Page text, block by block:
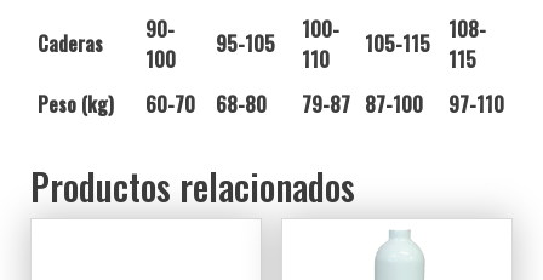
Caderas
90-
100
95-105
100-
110
105-115
108-
115
Peso (kg)
60-70 68-80 79-87 87-100 97-110
Productos relacionados